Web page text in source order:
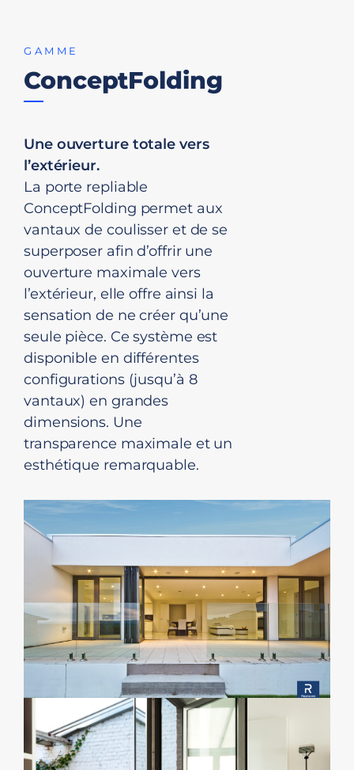
GAMME
ConceptFolding
Une ouverture totale vers
l’extérieur.
La porte repliable
ConceptFolding permet aux
vantaux de coulisser et de se
superposer afin d’offrir une
ouverture maximale vers
l’extérieur, elle offre ainsi la
sensation de ne créer qu’une
seule pièce. Ce système est
disponible en différentes
configurations (jusqu’à 8
vantaux) en grandes
dimensions. Une
transparence maximale et un
esthétique remarquable.